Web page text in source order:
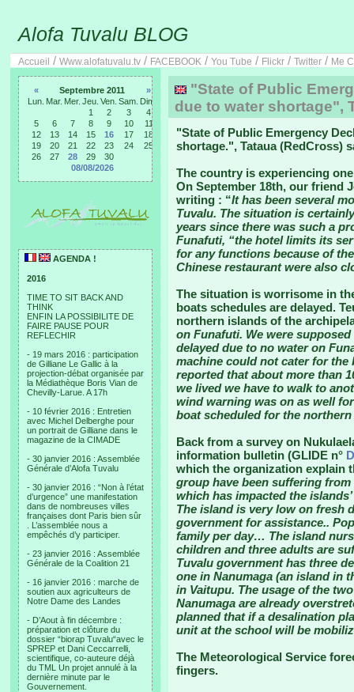
Alofa Tuvalu BLOG
Accueil / Www.alofatuvalu.tv / FACEBOOK / You Tube / Flickr / Twitter / Me
« Septembre 2011
»
Lun. Mar. Mer. Jeu. Ven. Sam. Dim.
1
2 3
4
5
6 7 8 9 10
11
12
13 14 15 16 17
18
19
20 21 22 23 24
25
26
27 28 29
30
08/08/2026
AGENDA !
2016
TIME TO SIT BACK AND
THINK
ENFIN LA POSSIBILITE DE
FAIRE PAUSE POUR
REFLECHIR
- 19 mars 2016 : participation
de Gilliane Le Gallic à la
projection-débat organisée par
la Médiathèque Boris Vian de
Chevilly-Larue. A 17h
- 10 février 2016 : Entretien
avec Michel Delberghe pour
un portrait de Gilliane dans le
magazine de la CIMADE
- 30 janvier 2016 : Assemblée
Générale d’Alofa Tuvalu
- 30 janvier 2016 : “Non à l’état
d’urgence” une manifestation
dans de nombreuses villes
françaises dont Paris bien sûr
. L’assemblée nous a
empêchés d’y participer.
- 23 janvier 2016 : Assemblée
Générale de la Coalition 21
- 16 janvier 2016 : marche de
soutien aux agriculteurs de
Notre Dame des Landes
- D’Aout à fin décembre :
préparation et clôture du
dossier “biorap Tuvalu“avec le
SPREP et Dani Ceccarrelli,
scientifique, co-auteure déjà
du TML Un projet annulé à la
dernière minute par le
Gouvernement.
"State of Public
due to water shortage",
"State of Public Emergency
shortage.", Tataua (RedCross)
The country is experiencing
On September 18th, our friend
writing : “It has been several
Tuvalu. The situation is
years since there was such a
Funafuti, “the hotel limits its
for any functions because of
Chinese restaurant were also
The situation is worrisome in
boats schedules are delayed.
northern islands of the
on Funafuti. We were
delayed due to no water on
machine could not cater for the
reported that about more than
we lived we have to walk to
wind warning was on as well
boat scheduled for the
Back from a survey on
information bulletin (GLIDE n°
which the organization explain
group have been suffering
which has impacted the
The island is very low on fresh
government for assistance..
family per day… The island
children and three adults are
Tuvalu government has three
one in Nanumaga (an island in
in Vaitupu. The usage of the
Nanumaga are already
planned that if a desalination
unit at the school will be
The Meteorological Service
fingers.